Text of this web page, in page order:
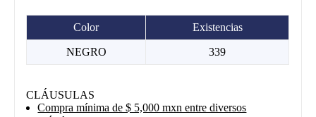
Color Existencias
NEGRO 339
CLÁUSULAS
Compra mínima de $ 5,000 mxn entre diversos